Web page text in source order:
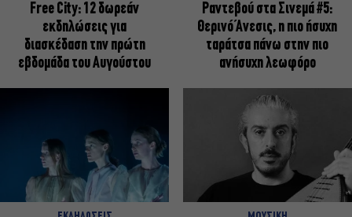
Free City: 12 δωρεάν
εκδηλώσεις για
διασκέδαση την πρώτη
εβδομάδα του Αυγούστου
Ραντεβού στα Σινεμά #5:
Θερινό Άνεσις, η πιο ήσυχη
ταράτσα πάνω στην πιο
ανήσυχη λεωφόρο